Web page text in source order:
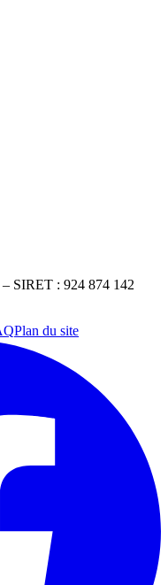
SIRET : 924 874 142
Plan du site